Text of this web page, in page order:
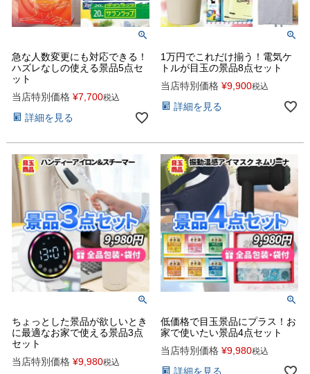
急な人数変更にも対応できる！
ハズレなしの使える景品5点セ
ット
当店特別価格 ¥7,700税込
詳細を見る
1万円でこれだけ揃う！電気ケ
トルが目玉の景品8点セット
当店特別価格 ¥9,900税込
詳細を見る
ちょっとした景品が欲しいとき
に最適なお家で使える景品3点
セット
当店特別価格 ¥9,980税込
低価格で目玉景品にプラス！お
家で使いたい景品4点セット
当店特別価格 ¥9,980税込
詳細を見る